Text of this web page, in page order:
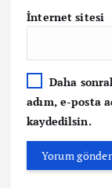
İnternet sitesi
Daha
adım, e-posta
kaydedilsin.